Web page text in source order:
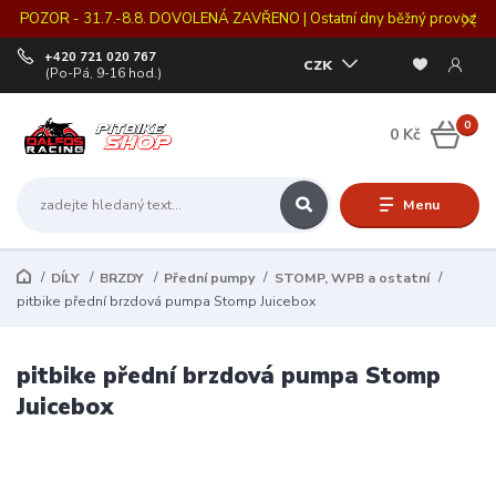
POZOR - 31.7.-8.8. DOVOLENÁ ZAVŘENO | Ostatní dny běžný provoz
Menu
CZK
+420 721 020 767
(Po-Pá, 9-16 hod.)
0
0 Kč
DÍLY BRZDY Přední pumpy
STOMP, WPB a ostatní
pitbike přední brzdová pumpa Stomp Juicebox
pitbike přední brzdová pumpa Stomp
Juicebox